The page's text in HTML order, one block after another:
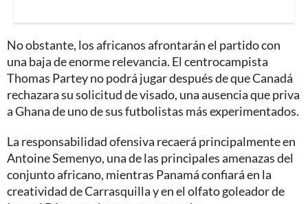
No obstante, los africanos afrontarán el partido con
una baja de enorme relevancia. El centrocampista
Thomas Partey no podrá jugar después de que Canadá
rechazara su solicitud de visado, una ausencia que priva
a Ghana de uno de sus futbolistas más experimentados.
La responsabilidad ofensiva recaerá principalmente en
Antoine Semenyo, una de las principales amenazas del
conjunto africano, mientras Panamá confiará en la
creatividad de Carrasquilla y en el olfato goleador de